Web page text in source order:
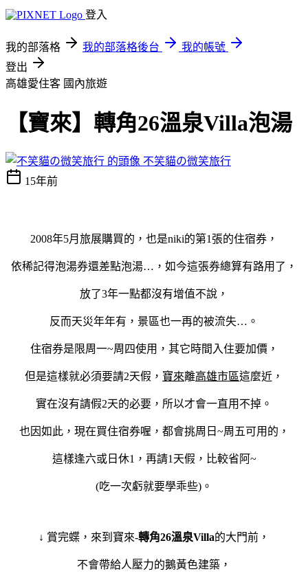
登入
我的部落格 我的部落格後台
我的帳號
登出
高雄愛住客 國內旅遊
【寶來】轉角26溫泉Villa泡湯
不笑貓の微笑旅行
15年前
2008年5月旅展購買的，也是niki的第1張的住宿券，
依稀記得泡湯券還差點泡湯…，如今這張券總算有路用了，
放了3年一點都沒有增值不說，
反而天災年年有，景區也一再的被流失…。
住宿券是限周一~周四使用，其它時間入住要加價，
但是這樣就必須要請2天假， 寶來離高雄市區這麼近，
實在沒有請假2天的必要，所以才會一直用不掉。
也因如此，現在買住宿券喔，都會挑周日~周五可用的，
這樣逢六或日休1，再請1天假，比較省阿~
(吃一次虧就要學乖些)。
↓ 賞完蝶，來到寶來-轉角26溫泉Villa的大門前，
不會帶給人壓力的鵝黃色建築，